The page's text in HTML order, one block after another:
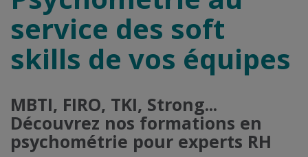
service des soft
skills de vos équipes
MBTI, FIRO, TKI, Strong...
Découvrez nos formations en
psychométrie pour experts RH